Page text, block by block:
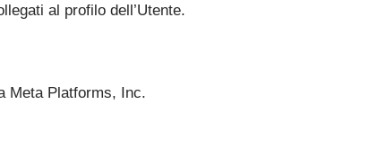
al profilo dell’Utente.
Meta Platforms, Inc.